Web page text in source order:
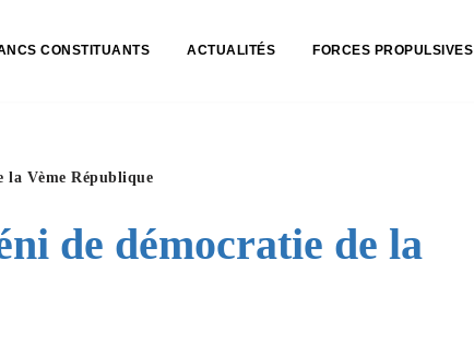
CONSTITUANTS ACTUALITÉS FORCES PROPULSIVES
la Vème République
de démocratie de la